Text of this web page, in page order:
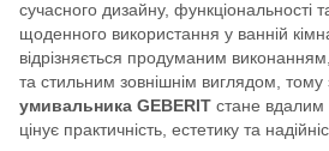
сучасного дизайну, функціональності
щоденного використання у ванній
відрізняється продуманим
та стильним зовнішнім виглядом, тому
умивальника GEBERIT стане вдалим
цінує практичність, естетику та